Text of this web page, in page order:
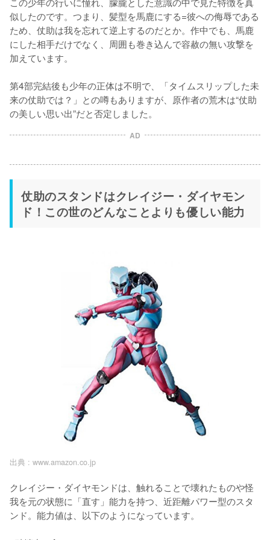
似したのです。つまり、髪型を馬鹿にする=彼への侮辱である
ため、仗助は我を忘れて逆上するのだとか。作中でも、馬鹿
にした相手だけでなく、周囲も巻き込んで容赦の無い攻撃を
加えています。
第4部完結後も少年の正体は不明で、「タイムスリップした未
来の仗助では？」との噂もありますが、原作者の荒木は“仗助
の美しい思い出”だと否定しました。
AD
仗助のスタンドはクレイジー・ダイヤモン
ド！この世のどんなことよりも優しい能力
出典 : www.amazon.co.jp
クレイジー・ダイヤモンドは、触れることで壊れたものや怪
我を元の状態に「直す」能力を持つ、近距離パワー型のスタ
ンド。能力値は、以下のようになっています。